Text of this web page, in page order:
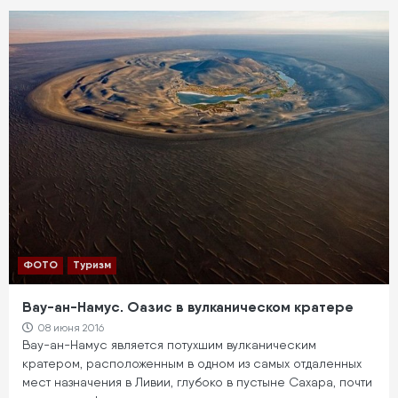
ФОТО Туризм
Вау-ан-Намус. Оазис в вулканическом кратере
08 июня 2016
Вау-ан-Намус является потухшим вулканическим
кратером, расположенным в одном из самых отдаленных
мест назначения в Ливии, глубоко в пустыне Сахара, почти